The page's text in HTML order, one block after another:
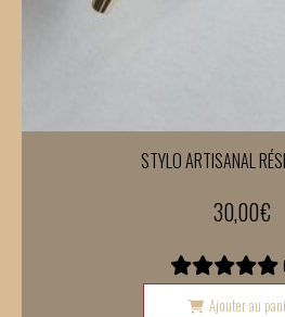
STYLO ARTISANAL
30,00€
Ajouter au